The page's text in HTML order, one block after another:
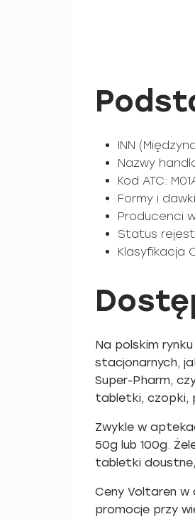
INN
Nazwy
Kod ATC:
Formy i
Producenci
Status
Klasyfikacja
Na polskim
stacjonarnych,
Super-Pharm,
tabletki, czopki,
Zwykle w
50g lub 100g.
tabletki
Ceny Voltaren
promocje przy